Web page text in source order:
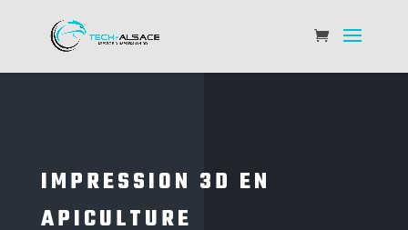
IMPRESSION 3D EN
APICULTURE